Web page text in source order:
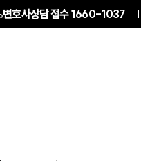
변호사상담 접수1660-1037